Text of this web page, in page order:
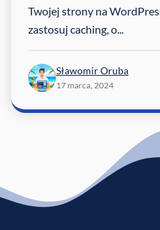
Twojej strony na
zastosuj caching, o...
Sławomir Oruba
17 marca, 2024